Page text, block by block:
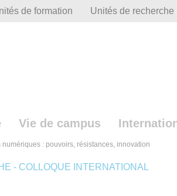
de formation Unités de recherche
Vie de campus
: pouvoirs, résistances, innovation
- COLLOQUE INTERNATIONAL